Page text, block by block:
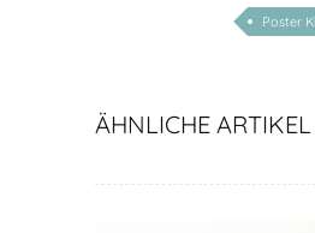
Poster
ÄHNLICHE ARTIKEL